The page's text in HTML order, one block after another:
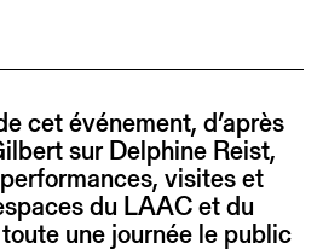
cet événement, d’après
sur Delphine Reist,
visites et
du LAAC et du
une journée le public